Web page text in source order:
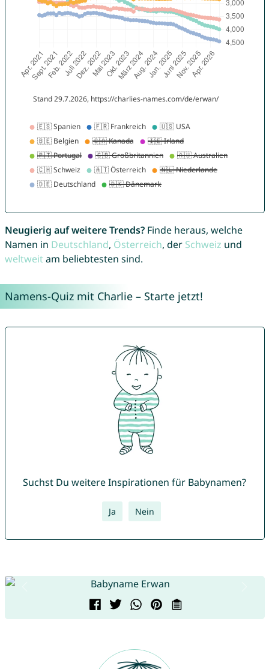
Neugierig auf weitere Trends?Finde heraus, welche
Namen in Deutschland, Österreich, der Schweiz und
weltweitam beliebtesten sind.
Namens-Quiz mit Charlie – Starte jetzt!
Suchst Du weitere Inspirationen für Babynamen?
Ja Nein